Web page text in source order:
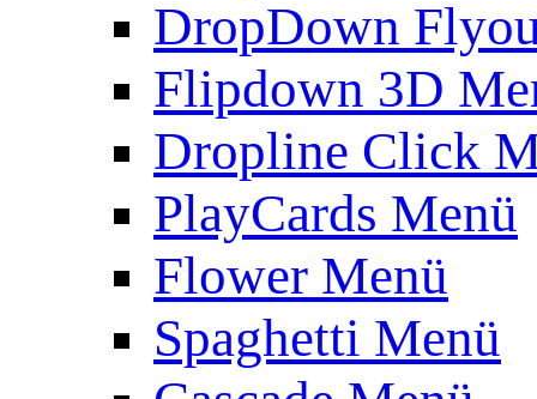
DropDown
Flipdown 3D
Dropline Click
PlayCards Menü
Flower Menü
Spaghetti Menü